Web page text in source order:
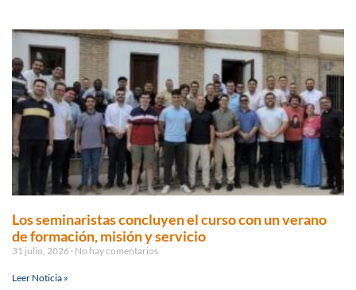
Los seminaristas concluyen el curso con un verano
de formación, misión y servicio
31 julio, 2026 No hay comentarios
Leer Noticia »